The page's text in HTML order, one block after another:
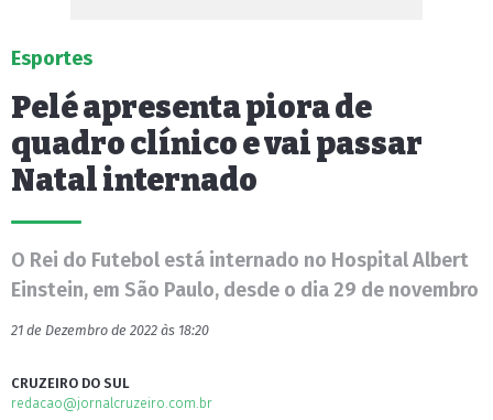
Esportes
Pelé apresenta piora de
quadro clínico e vai passar
Natal internado
O Rei do Futebol está internado no Hospital Albert
Einstein, em São Paulo, desde o dia 29 de novembro
21 de Dezembro de 2022 às 18:20
CRUZEIRO DO SUL
redacao@jornalcruzeiro.com.br